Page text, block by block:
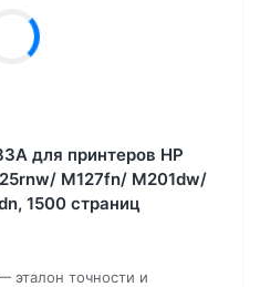
для принтеров HP
M127fn/ M201dw/
1500 страниц
эталон точности и